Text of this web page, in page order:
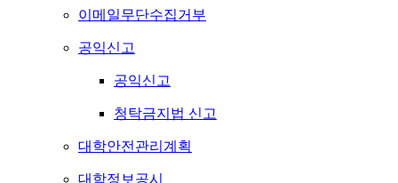
이메일무단수집거부
공익신고
공익신고
청탁금지법 신고
대학안전관리계획
대학정보공시